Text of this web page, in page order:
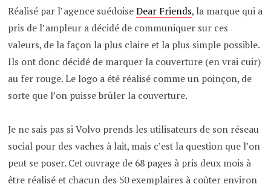
Réalisé par l’agence suédoiseDear Friends, la marque qui a
pris de l’ampleur a décidé de communiquer sur ces
valeurs, de la façon la plus claire et la plus simple possible.
Ils ont donc décidé de marquer la couverture (en vrai cuir)
au fer rouge. Le logo a été réalisé comme un poinçon, de
sorte que l’on puisse brûler la couverture.
Je ne sais pas si Volvo prends les utilisateurs de son réseau
social pour des vaches à lait, mais c’est la question que l’on
peut se poser. Cet ouvrage de 68 pages à pris deux mois à
être réalisé et chacun des 50 exemplaires à coûter environ